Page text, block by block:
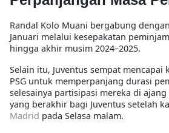
Randal Kolo Muani bergabung
Januari melalui kesepakatan
hingga akhir musim 2024–2025.
Selain itu, Juventus sempat mencapai
PSG untuk memperpanjang durasi
selesainya partisipasi mereka di ajang
yang berakhir bagi Juventus setelah
Madrid pada Selasa malam.